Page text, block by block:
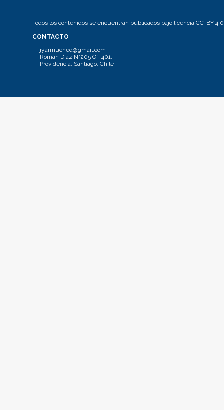
Todos los contenidos se encuentran publicados bajo licencia CC-BY 4.0
CONTACTO
jyarmuched@gmail.com
Román Díaz N°205 Of. 401.
Providencia, Santiago, Chile